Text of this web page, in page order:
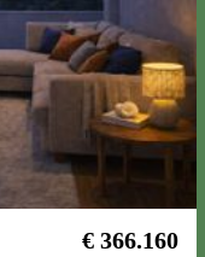
€ 366.160